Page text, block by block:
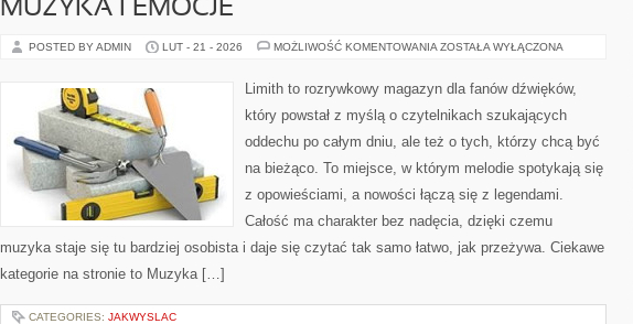
MUZYKA I EMOCJE
POSTED BY ADMIN LUT - 21 - 2026 MOŻLIWOŚĆ KOMENTOWANIA MUZYKA
ZOSTAŁA WYŁĄCZONA
Limith to rozrywkowy magazyn dla fanów dźwięków,
który powstał z myślą o czytelnikach szukających
oddechu po całym dniu, ale też o tych, którzy chcą być
na bieżąco. To miejsce, w którym melodie spotykają się
z opowieściami, a nowości łączą się z legendami.
Całość ma charakter bez nadęcia, dzięki czemu
muzyka staje się tu bardziej osobista i daje się czytać tak samo łatwo, jak przeżywa. Ciekawe
kategorie na stronie to Muzyka […]
CATEGORIES: JAKWYSLAC